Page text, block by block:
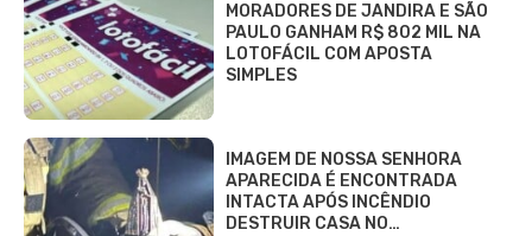
MORADORES DE JANDIRA E SÃO
PAULO GANHAM R$ 802 MIL NA
LOTOFÁCIL COM APOSTA
SIMPLES
IMAGEM DE NOSSA SENHORA
APARECIDA É ENCONTRADA
INTACTA APÓS INCÊNDIO
DESTRUIR CASA NO…